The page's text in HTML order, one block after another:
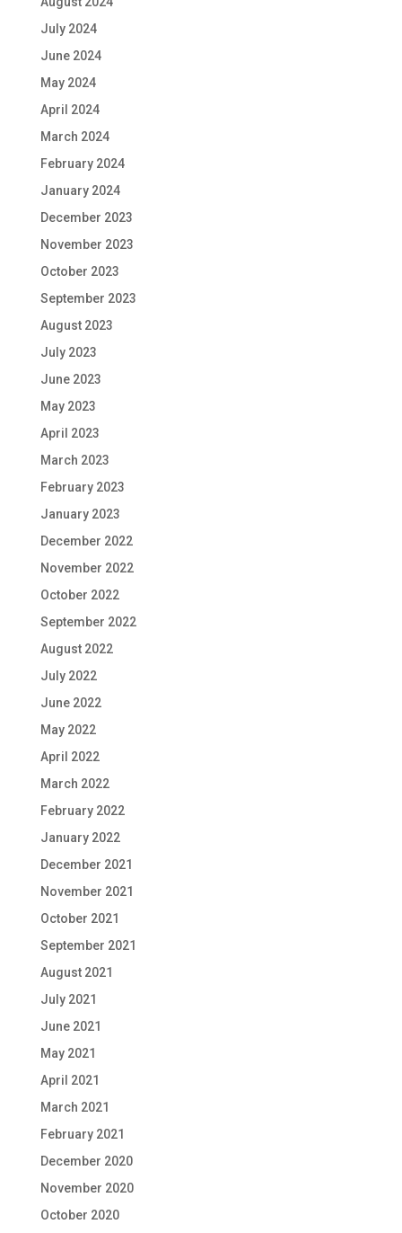
July 2024
June 2024
May 2024
April 2024
March 2024
February 2024
January 2024
December 2023
November 2023
October 2023
September 2023
August 2023
July 2023
June 2023
May 2023
April 2023
March 2023
February 2023
January 2023
December 2022
November 2022
October 2022
September 2022
August 2022
July 2022
June 2022
May 2022
April 2022
March 2022
February 2022
January 2022
December 2021
November 2021
October 2021
September 2021
August 2021
July 2021
June 2021
May 2021
April 2021
March 2021
February 2021
December 2020
November 2020
October 2020